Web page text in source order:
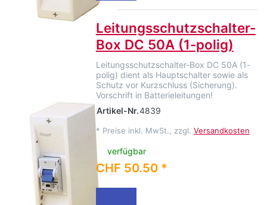
Leitungsschutzschalter-
Box DC 50A (1-polig)
Leitungsschutzschalter-Box DC 50A (1-
polig) dient als Hauptschalter sowie als
Schutz vor Kurzschluss (Sicherung).
Vorschrift in Batterieleitungen!
Artikel-Nr.4839
* Preise inkl. MwSt., zzgl. Versandkosten
verfügbar
CHF 50.50 *